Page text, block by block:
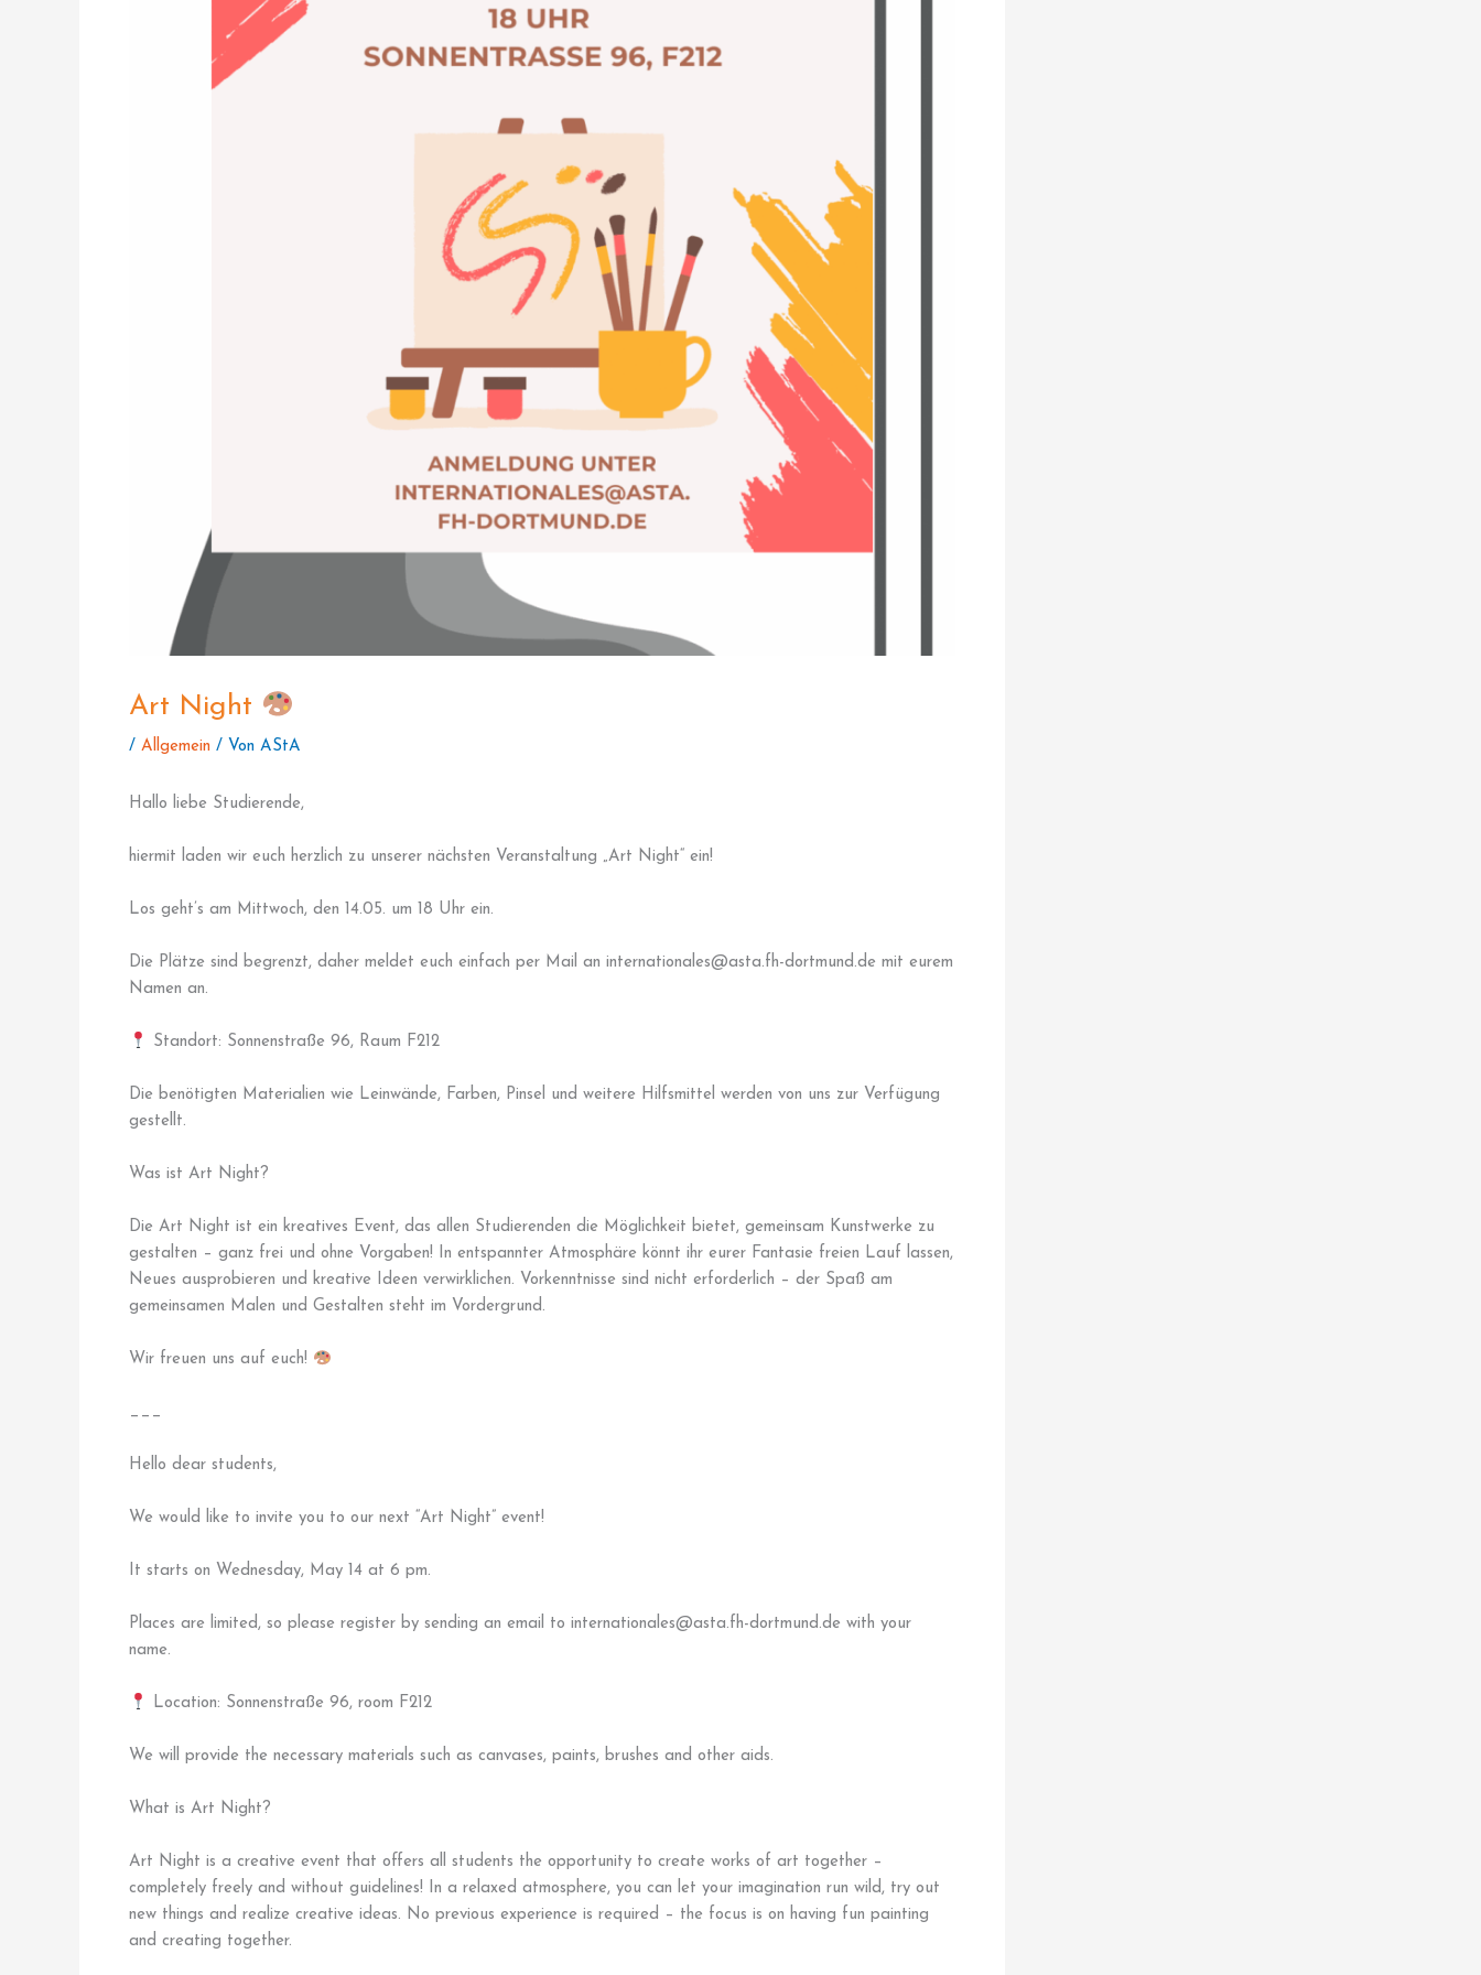
Art Night
/ Allgemein / Von AStA
Hallo liebe Studierende,
hiermit laden wir euch herzlich zu unserer nächsten Veranstaltung „Art Night“ ein!
Los geht’s am Mittwoch, den 14.05. um 18 Uhr ein.
Die Plätze sind begrenzt, daher meldet euch einfach per Mail an internationales@asta.fh-dortmund.de mit eurem
Namen an.
Standort: Sonnenstraße 96, Raum F212
Die benötigten Materialien wie Leinwände, Farben, Pinsel und weitere Hilfsmittel werden von uns zur Verfügung
gestellt.
Was ist Art Night?
Die Art Night ist ein kreatives Event, das allen Studierenden die Möglichkeit bietet, gemeinsam Kunstwerke zu
gestalten – ganz frei und ohne Vorgaben! In entspannter Atmosphäre könnt ihr eurer Fantasie freien Lauf lassen,
Neues ausprobieren und kreative Ideen verwirklichen. Vorkenntnisse sind nicht erforderlich – der Spaß am
gemeinsamen Malen und Gestalten steht im Vordergrund.
Wir freuen uns auf euch!
___
Hello dear students,
We would like to invite you to our next “Art Night” event!
It starts on Wednesday, May 14 at 6 pm.
Places are limited, so please register by sending an email to internationales@asta.fh-dortmund.de with your
name.
Location: Sonnenstraße 96, room F212
We will provide the necessary materials such as canvases, paints, brushes and other aids.
What is Art Night?
Art Night is a creative event that offers all students the opportunity to create works of art together –
completely freely and without guidelines! In a relaxed atmosphere, you can let your imagination run wild, try out
new things and realize creative ideas. No previous experience is required – the focus is on having fun painting
and creating together.